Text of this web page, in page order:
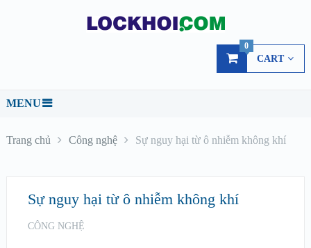
CART
0
MENU
Trang chủ Công nghệ Sự nguy hại từ ô nhiễm không khí
Sự nguy hại từ ô nhiễm không khí
CÔNG NGHỆ